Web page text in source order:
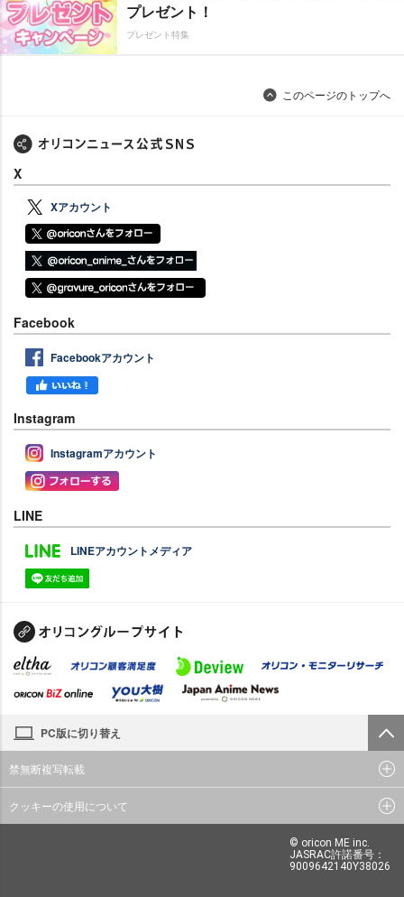
プレゼント！
プレゼント特集
このページのトップへ
X
Xアカウント
Facebook
Facebookアカウント
Instagram
Instagramアカウント
LINE
LINEアカウントメディア
PC版に切り替え
禁無断複写転載
クッキーの使用について
© oricon ME inc.
JASRAC許諾番号：
9009642140Y38026